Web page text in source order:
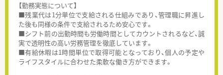
【勤務実態について】
■残業代は1分単位で支給される仕組みであり、管理職に昇進し
た後も同様の条件で支給されるため安心です。
■シフト前の出勤時間も労働時間としてカウントされるなど、誠
実で透明性の高い労務管理を徹底しています。
■有給休暇は1時間単位で取得可能となっており、個人の予定や
ライフスタイルに合わせた柔軟な働き方ができます。